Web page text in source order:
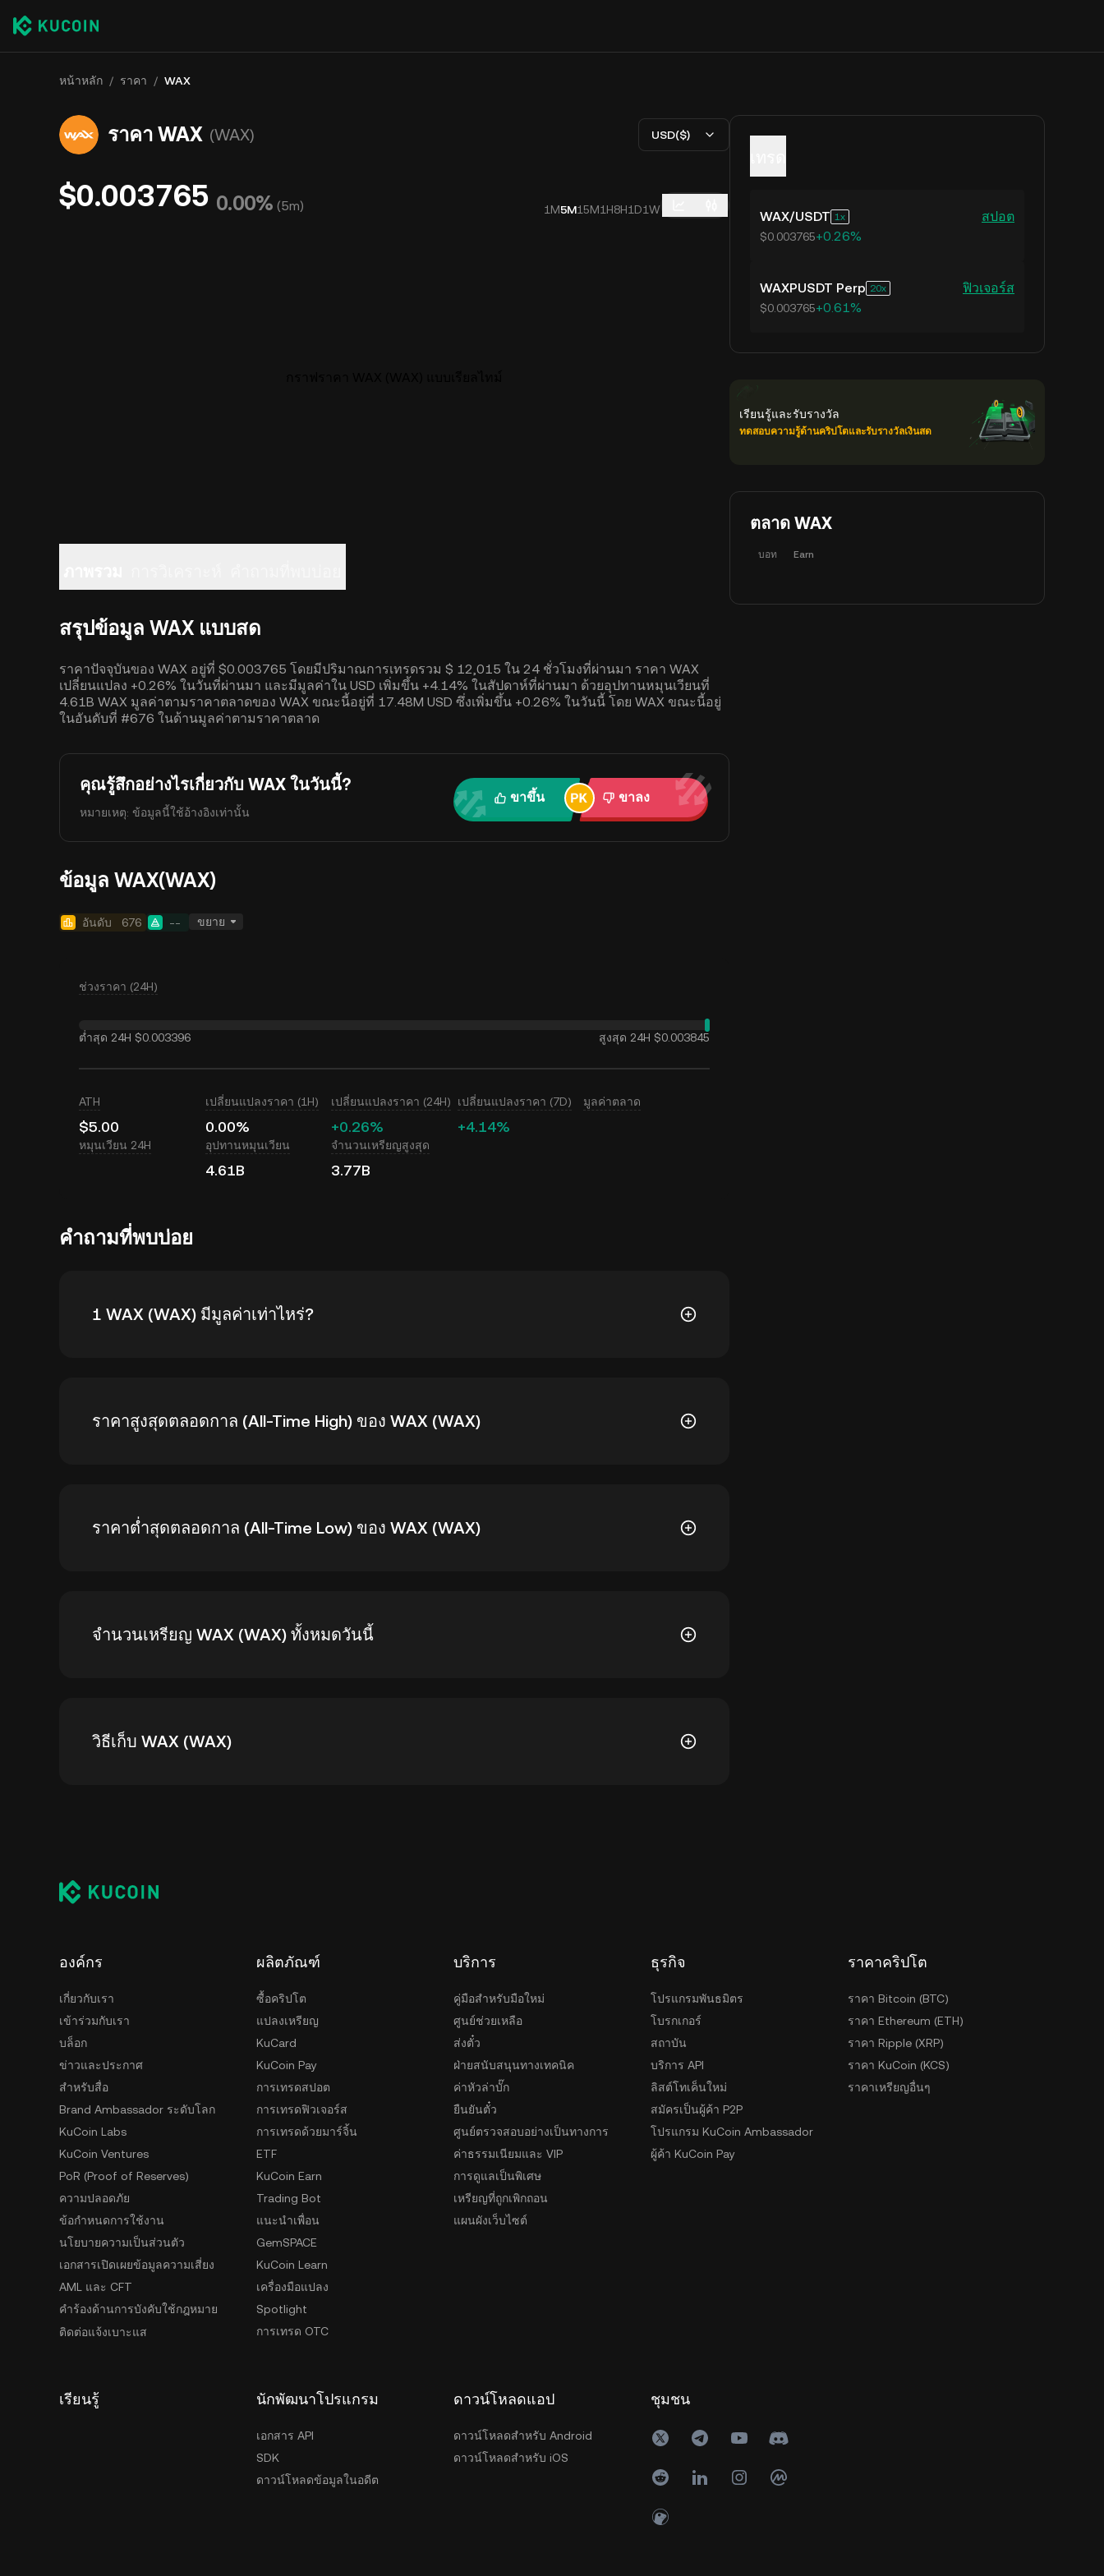
หน้าหลัก / ราคา / WAX
ราคา WAX (WAX) USD($)
$0.003765 0.00% (5m) 1M5M15M1H8H1D1W
สรุปข้อมูล WAX แบบสด
ราคาปัจจุบันของ WAX อยู่ที่ $0.003765 โดยมีปริมาณการเทรดรวม $ 12,015 ใน 24 ชั่วโมงที่ผ่านมา ราคา WAX
เปลี่ยนแปลง +0.26% ในวันที่ผ่านมา และมีมูลค่าใน USD เพิ่มขึ้น +4.14% ในสัปดาห์ที่ผ่านมา ด้วยอุปทานหมุนเวียนที่
4.61B WAX มูลค่าตามราคาตลาดของ WAX ขณะนี้อยู่ที่ 17.48M USD ซึ่งเพิ่มขึ้น +0.26% ในวันนี้ โดย WAX ขณะนี้อยู่
ในอันดับที่ #676 ในด้านมูลค่าตามราคาตลาด
คุณรู้สึกอย่างไรเกี่ยวกับ WAX ในวันนี้?
หมายเหตุ: ข้อมูลนี้ใช้อ้างอิงเท่านั้น
ขาขึ้น ขาลง
ข้อมูล WAX(WAX)
อันดับ 676 -- ขยาย
ช่วงราคา (24H)
ต่ำสุด 24H $0.003396 สูงสุด 24H $0.003845
ATH
$5.00
เปลี่ยนแปลงราคา (1H)
0.00%
เปลี่ยนแปลงราคา (24H)
+0.26%
เปลี่ยนแปลงราคา (7D)
+4.14%
มูลค่าตลาด
หมุนเวียน 24H อุปทานหมุนเวียน
4.61B
จำนวนเหรียญสูงสุด
3.77B
คำถามที่พบบ่อย
1 WAX (WAX) มีมูลค่าเท่าไหร่?
จากอุปสงค์และอุปทานรวมถึงสภาวะตลาด ใช้เครื่องคำนวณของ KuCoin เพื่อดูอัตราแลกเปลี่ยนจาก
WAX
ราคาสูงสุดตลอดกาล (All-Time High) ของ WAX (WAX)
ราคาต่ำสุดตลอดกาล (All-Time Low) ของ WAX (WAX)
6.68%
จำนวนเหรียญ WAX (WAX) ทั้งหมดวันนี้
วิธีเก็บ WAX (WAX)
วอลเล็ตแบบ self-custody ได้ ทั้งในรูปแบบแอปมือถือ เบราว์เซอร์ หรืออุปกรณ์ฮาร์ดแวร์วอลเล็ตที่ช่วยเพิ่ม
WAX/USDT 1 สปอต
$0.003765+0.26%
WAXPUSDT Perp 20 ฟิวเจอร์ส
$0.003765+0.61%
เรียนรู้และรับรางวัล
ทดสอบความรู้ด้านคริปโตและรับรางวัลเงินสด
ตลาด WAX
บอท Earn
องค์กร
เกี่ยวกับเรา
เข้าร่วมกับเรา
บล็อก
ข่าวและประกาศ
สำหรับสื่อ
Brand Ambassador ระดับโลก
KuCoin Labs
KuCoin Ventures
PoR (Proof of Reserves)
ความปลอดภัย
ข้อกำหนดการใช้งาน
นโยบายความเป็นส่วนตัว
เอกสารเปิดเผยข้อมูลความเสี่ยง
AML และ CFT
คำร้องด้านการบังคับใช้กฎหมาย
ติดต่อแจ้งเบาะแส
ผลิตภัณฑ์
ซื้อคริปโต
แปลงเหรียญ
KuCard
KuCoin Pay
การเทรดสปอต
การเทรดฟิวเจอร์ส
การเทรดด้วยมาร์จิ้น
ETF
KuCoin Earn
Trading Bot
แนะนำเพื่อน
GemSPACE
KuCoin Learn
เครื่องมือแปลง
Spotlight
การเทรด OTC
บริการ
คู่มือสำหรับมือใหม่
ศูนย์ช่วยเหลือ
ส่งตั๋ว
ฝ่ายสนับสนุนทางเทคนิค
ค่าหัวล่าบั๊ก
ยืนยันตั๋ว
ศูนย์ตรวจสอบอย่างเป็นทางการ
ค่าธรรมเนียมและ VIP
การดูแลเป็นพิเศษ
เหรียญที่ถูกเพิกถอน
แผนผังเว็บไซต์
ธุรกิจ
โปรแกรมพันธมิตร
โบรกเกอร์
สถาบัน
บริการ API
ลิสต์โทเค็นใหม่
สมัครเป็นผู้ค้า P2P
โปรแกรม KuCoin Ambassador
ผู้ค้า KuCoin Pay
ราคาคริปโต
ราคา Bitcoin (BTC)
ราคา Ethereum (ETH)
ราคา Ripple (XRP)
ราคา KuCoin (KCS)
ราคาเหรียญอื่นๆ
เรียนรู้ นักพัฒนาโปรแกรม
เอกสาร API
SDK
ดาวน์โหลดข้อมูลในอดีต
ดาวน์โหลดแอป
ดาวน์โหลดสำหรับ Android
ดาวน์โหลดสำหรับ iOS
ชุมชน